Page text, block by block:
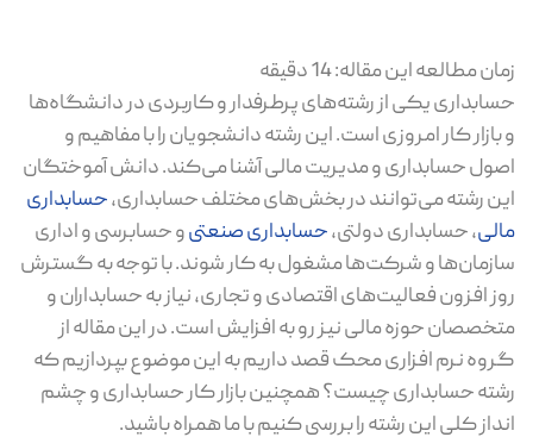
زمان مطالعه این مقاله:14دقیقه
حسابداری یکی از رشته‌های پرطرفدار و کاربردی در دانشگاه‌ها
و بازار کار امروزی است. این رشته دانشجویان را با مفاهیم و
اصول حسابداری و مدیریت مالی آشنا می‌کند. دانش آموختگان
این رشته می‌توانند در بخش‌های مختلف حسابداری،حسابداری
مالی، حسابداری دولتی،حسابداری صنعتیو حسابرسی و اداری
سازمان‌ها و شرکت‌ها مشغول به کار شوند. با توجه به گسترش
روز افزون فعالیت‌های اقتصادی و تجاری، نیاز به حسابداران و
متخصصان حوزه مالی نیز رو به افزایش است. در این مقاله از
گروه نرم افزاری محک قصد داریم به این موضوع بپردازیم که
رشته حسابداری چیست؟ همچنین بازار کار حسابداری و چشم
انداز کلی این رشته را بررسی کنیم با ما همراه باشید.